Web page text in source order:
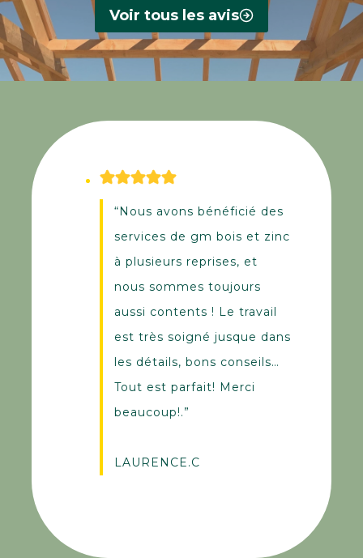
Voir tous les avis
“Nous avons bénéficié des
services de gm bois et zinc
à plusieurs reprises, et
nous sommes toujours
aussi contents ! Le travail
est très soigné jusque dans
les détails, bons conseils…
Tout est parfait! Merci
beaucoup!.”
LAURENCE.C